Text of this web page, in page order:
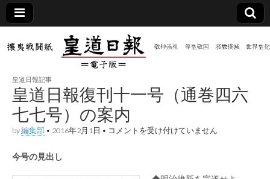
皇道
日報
（防
共新
敬神
尊皇
｜昭
和八
年創
刊
皇道
実
攘夷
戦闘
紙
皇道日報記事
皇道日報復刊十一号（通巻四六
七七号）の案内
by編集部 • 2016年2月1日 • 皇
コメントを受け付けていません
今号の見出し